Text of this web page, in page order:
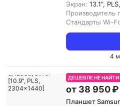
Экран: 13.1",
Производитель
Стандарты Wi-Fi:
4
ДЕШЕВЛЕ НЕ НАЙТИ
от 38 950 ₽
Планшет